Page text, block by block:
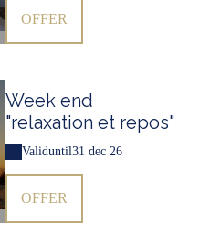
OFFER
Week end
"relaxation et repos"
Validuntil31 dec 26
OFFER